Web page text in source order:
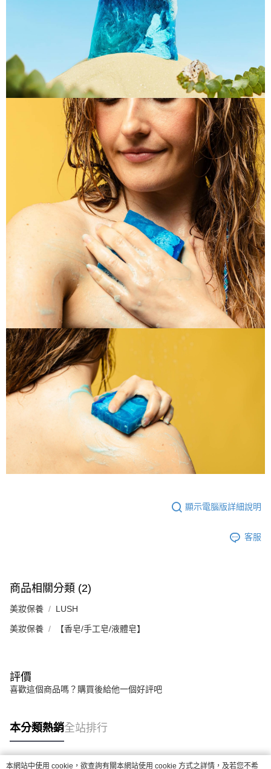
2.基於同意付款使用「大哥付你分期」之契約關係目的，商店將以您的個人
資料（包含姓名、電話或地址）提供予台灣大哥大進項蒐集、處理及利用，
由本公司與您本人進行分期帳單所需資料之確認、核對及更正。
3.完整用戶服務條款，請詳閱以下連結：https://oppay.tw/userRule
※ 交易是否成功請以「AFTEE先享後付 」之結帳頁面顯示為準，若有關於
是否繳費成功／繳費後需取消欲退款等相關疑問，請聯繫「AFTEE先享後付
https://netprotections.freshdesk.com/support/home
【注意事項】
１．透過由恩沛科技股份有限公司提供之「AFTEE先享後付」服務完成之交
易，需依本服務之必要範圍內提供個人資料，並將交易相關給付款項請求債
權轉讓予恩沛科技股份有限公司。
２．關於個人資料處理事宜，請瀏覽以下網址：
https://aftee.tw/terms/#terms3
３．未成年的使用者請事先徵得法定代理人或監護人之同意方可使用
「AFTEE先享後付」，若未經同意申辦者引起之損失，本公司不負相關責
４．使用「AFTEE先享後付」時，將依據個別帳號之用戶狀況，依本公司即
時審查核予不同之上限額度；若仍有額度不足之情形，本公司將視審查結果
請求用戶進行身份認證。
５．嚴禁一人註冊多個帳號或使用他人資訊註冊。若發現惡意使用之情形，
恩沛科技股份有限公司將有權停止該用戶之使用額度並採取法律行動。
京站台北店客服中心(1F星巴克旁) 即日起不提供京站紙袋，取件時
請自備購物袋，若需購買紙袋可現場詢問
顯示電腦版詳細說明
客服
商品相關分類 (2)
美妝保養 LUSH
美妝保養 【香皂/手工皂/液體皂】
評價
喜歡這個商品嗎？購買後給他一個好評吧
本分類熱銷全站排行
本網站中使用 cookie，欲查詢有關本網站使用 cookie 方式之詳情，及若您不希